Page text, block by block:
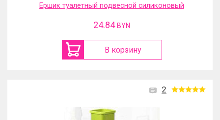
Ершик туалетный подвесной силиконовый
24.84 BYN
В корзину
2